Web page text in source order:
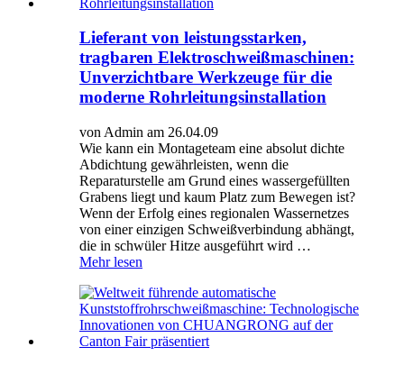
Lieferant von leistungsstarken,
tragbaren Elektroschweißmaschinen:
Unverzichtbare Werkzeuge für die
moderne Rohrleitungsinstallation
von Admin am 26.04.09
Wie kann ein Montageteam eine absolut dichte
Abdichtung gewährleisten, wenn die
Reparaturstelle am Grund eines wassergefüllten
Grabens liegt und kaum Platz zum Bewegen ist?
Wenn der Erfolg eines regionalen Wassernetzes
von einer einzigen Schweißverbindung abhängt,
die in schwüler Hitze ausgeführt wird …
Mehr lesen